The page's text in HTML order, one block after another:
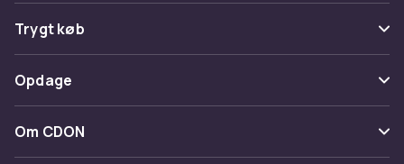
materiale i håndfladerne. Klatrehandsker giver
fingerfornemmelse og grebsstyrke.
Materiale og isolering
Materialvalget er afgørende for handskernes
Ofte stillede spørgsmål
Spor pakke
Fortryd & returner her
Kontakt os
Trygt køb
Betaling
Levering
Opdage
Kategorier
Om CDON